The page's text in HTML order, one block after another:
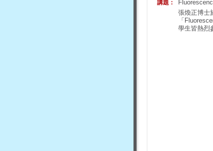
講題：
張煥正博士
「
學生皆熱烈